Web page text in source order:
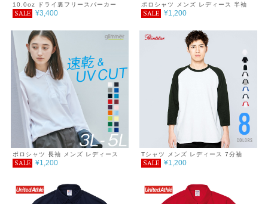
10.0oz ドライ裏フリースパーカー
4L～5L
SALE ¥3,400
ポロシャツ メンズ レディース 半袖
5.8オンス T/Cポロシャツ(ポケット無
SALE ¥1,200
ポロシャツ 長袖 メンズ レディース
無地 吸汗 速乾 ドライ ポロシャツ ポ
学 通勤 ゴルフ 服 4.4オンス
SALE ¥1,200
Tシャツ メンズ レディース 7分袖
5.6oz ヘビーウェイトベースボールT
SALE ¥1,200